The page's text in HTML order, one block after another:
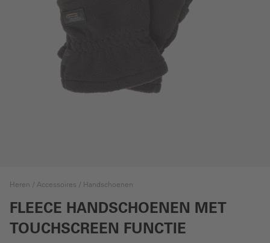
Heren Accessoires Handschoenen
FLEECE HANDSCHOENEN MET
TOUCHSCREEN FUNCTIE